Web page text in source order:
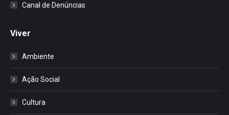
Canal de Denúncias
Viver
Ambiente
Ação Social
Cultura